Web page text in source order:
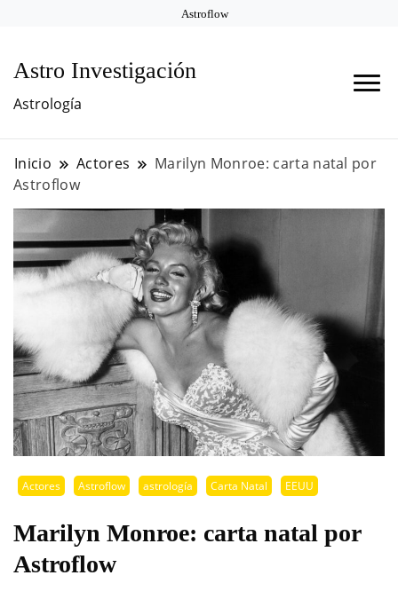
Astroflow
Astro Investigación
Astrología
Inicio Actores
Marilyn Monroe: carta natal por
Astroflow
Actores Astroflow astrología Carta Natal EEUU
Marilyn Monroe: carta natal por
Astroflow